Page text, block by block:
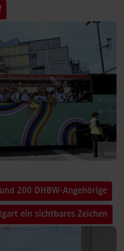
200 DHBW-Angehörige
ein sichtbares Zeichen